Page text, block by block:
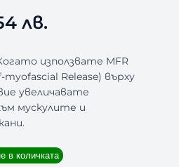
лв.
използвате MFR
myofascial Release) върху
увеличавате
мускулите и
в количката